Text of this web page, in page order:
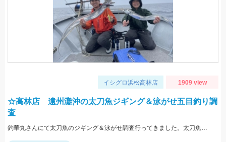
イシグロ浜松高林店 1909 view
☆高林店 遠州灘沖の太刀魚ジギング＆泳がせ五目釣り調
査
釣華丸さんにて太刀魚のジギング＆泳がせ調査行ってきました。太刀魚はまだ少し早かった感じですが良型も出ました！